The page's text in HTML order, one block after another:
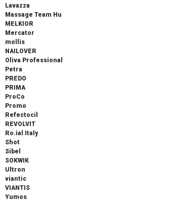
Lavazza
Massage Team Hu
MELKIOR
Mercator
mollis
NAILOVER
Oliva Professional
Petra
PREDO
PRIMA
ProCo
Promo
Refectocil
REVOLVIT
Ro.ial Italy
Shot
Sibel
SOKWIK
Ultron
viantic
VIANTIS
Yumos